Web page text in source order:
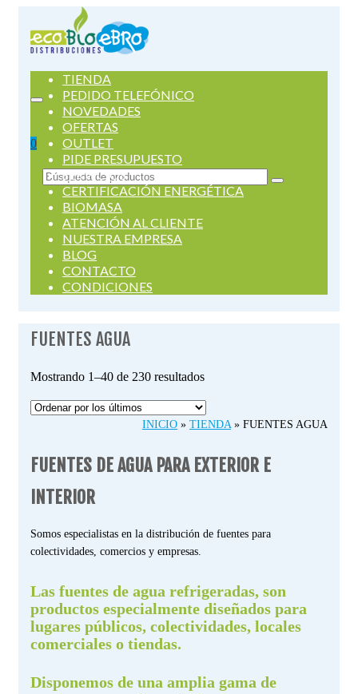
0
Buscar
por:
TIENDA
PEDIDO TELEFÓNICO
NOVEDADES
OFERTAS
OUTLET
PIDE PRESUPUESTO
SERVICIOS
CERTIFICACIÓN ENERGÉTICA
BIOMASA
ATENCIÓN AL CLIENTE
NUESTRA EMPRESA
BLOG
CONTACTO
CONDICIONES
FUENTES AGUA
Mostrando 1–40 de 230 resultadosOrdenado
últimos
INICIO » TIENDA » FUENTES AGUA
FUENTES DE AGUA PARA EXTERIOR E
INTERIOR
Somos especialistas en la distribución de fuentes para
colectividades, comercios y empresas.
Las fuentes de agua refrigeradas, son
productos especialmente diseñados para
lugares públicos, colectividades, locales
comerciales o tiendas.
Disponemos de una amplia gama de